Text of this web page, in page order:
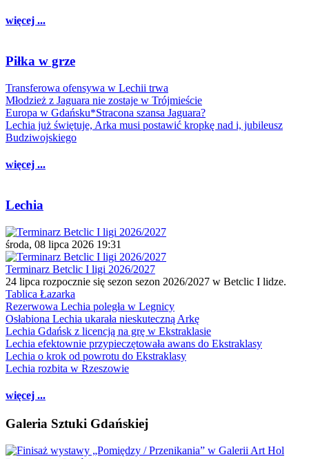
więcej ...
Piłka w grze
Transferowa ofensywa w Lechii trwa
Młodzież z Jaguara nie zostaje w Trójmieście
Europa w Gdańsku*Stracona szansa Jaguara?
Lechia już świętuje, Arka musi postawić kropkę nad i, jubileusz
Budziwojskiego
więcej ...
Lechia
środa, 08 lipca 2026 19:31
Terminarz Betclic I ligi 2026/2027
24 lipca rozpocznie się sezon sezon 2026/2027 w Betclic I lidze.
Tablica Łazarka
Rezerwowa Lechia poległa w Legnicy
Osłabiona Lechia ukarała nieskuteczną Arkę
Lechia Gdańsk z licencją na grę w Ekstraklasie
Lechia efektownie przypieczętowała awans do Ekstraklasy
Lechia o krok od powrotu do Ekstraklasy
Lechia rozbita w Rzeszowie
więcej ...
Galeria Sztuki Gdańskiej